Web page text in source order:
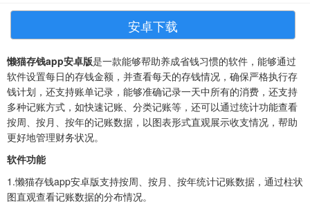
安卓下载
懒猫存钱app安卓版是一款能够帮助养成省钱习惯的软件，能够通过
软件设置每日的存钱金额，并查看每天的存钱情况，确保严格执行存
钱计划，还支持账单记录，能够准确记录一天中所有的消费，还支持
多种记账方式，如快速记账、分类记账等，还可以通过统计功能查看
按周、按月、按年的记账数据，以图表形式直观展示收支情况，帮助
更好地管理财务状况。
软件功能
1.懒猫存钱app安卓版支持按周、按月、按年统计记账数据，通过柱状
图直观查看记账数据的分布情况。